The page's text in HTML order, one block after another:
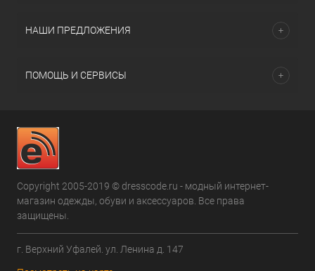
НАШИ ПРЕДЛОЖЕНИЯ
ПОМОЩЬ И СЕРВИСЫ
Copyright 2005-2019 © dresscode.ru - модный интернет-
магазин одежды, обуви и аксессуаров. Все права
защищены.
г. Верхний Уфалей. ул. Ленина д. 147